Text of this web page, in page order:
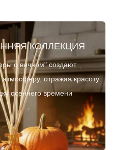
КОЛЛЕКЦИЯ
о вечном" создают
отражая красоту
осеннего времени